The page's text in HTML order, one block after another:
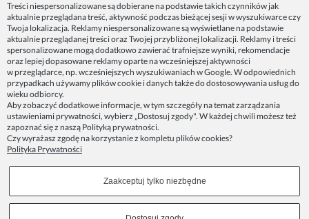
telefon: 512821491
e-mail:kontakt@spoko-motyw.pl
konto do wpłat przelewem:
92 1140 2004 0000 3202 7758 0405
Punkt odbioru zamówień:
Pracownia Spoko Motyw
ul. Wadowicka 8i (za szlabanem, wejście z tyłu
budynku), 30-415 Kraków
Copyrights © 2023 - SPOKO-MOTYW.PL
Treści niespersonalizowane są dobierane na podstawie takich czynników jak
aktualnie przeglądana treść, aktywność podczas bieżącej sesji w wyszukiwarce czy
Twoja lokalizacja. Reklamy niespersonalizowane są wyświetlane na podstawie
aktualnie przeglądanej treści oraz Twojej przybliżonej lokalizacji. Reklamy i treści
spersonalizowane mogą dodatkowo zawierać trafniejsze wyniki, rekomendacje
oraz lepiej dopasowane reklamy oparte na wcześniejszej aktywności
w przeglądarce, np. wcześniejszych wyszukiwaniach w Google. W odpowiednich
przypadkach używamy plików cookie i danych także do dostosowywania usług do
wieku odbiorcy.
Aby zobaczyć dodatkowe informacje, w tym szczegóły na temat zarządzania
ustawieniami prywatności, wybierz „Dostosuj zgody". W każdej chwili możesz też
zapoznać się z naszą Polityką prywatności.
Czy wyrażasz zgodę na korzystanie z kompletu plików cookies?
Polityka Prywatności
Zaakceptuj tylko niezbędne